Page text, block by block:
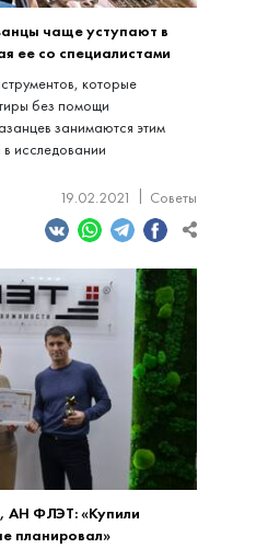
чаще уступают в
ее со специалистами
которые
без помощи
занимаются этим
в исследовании
19.02.2021
Советы
АН ФЛЭТ: «Купили
планировал»